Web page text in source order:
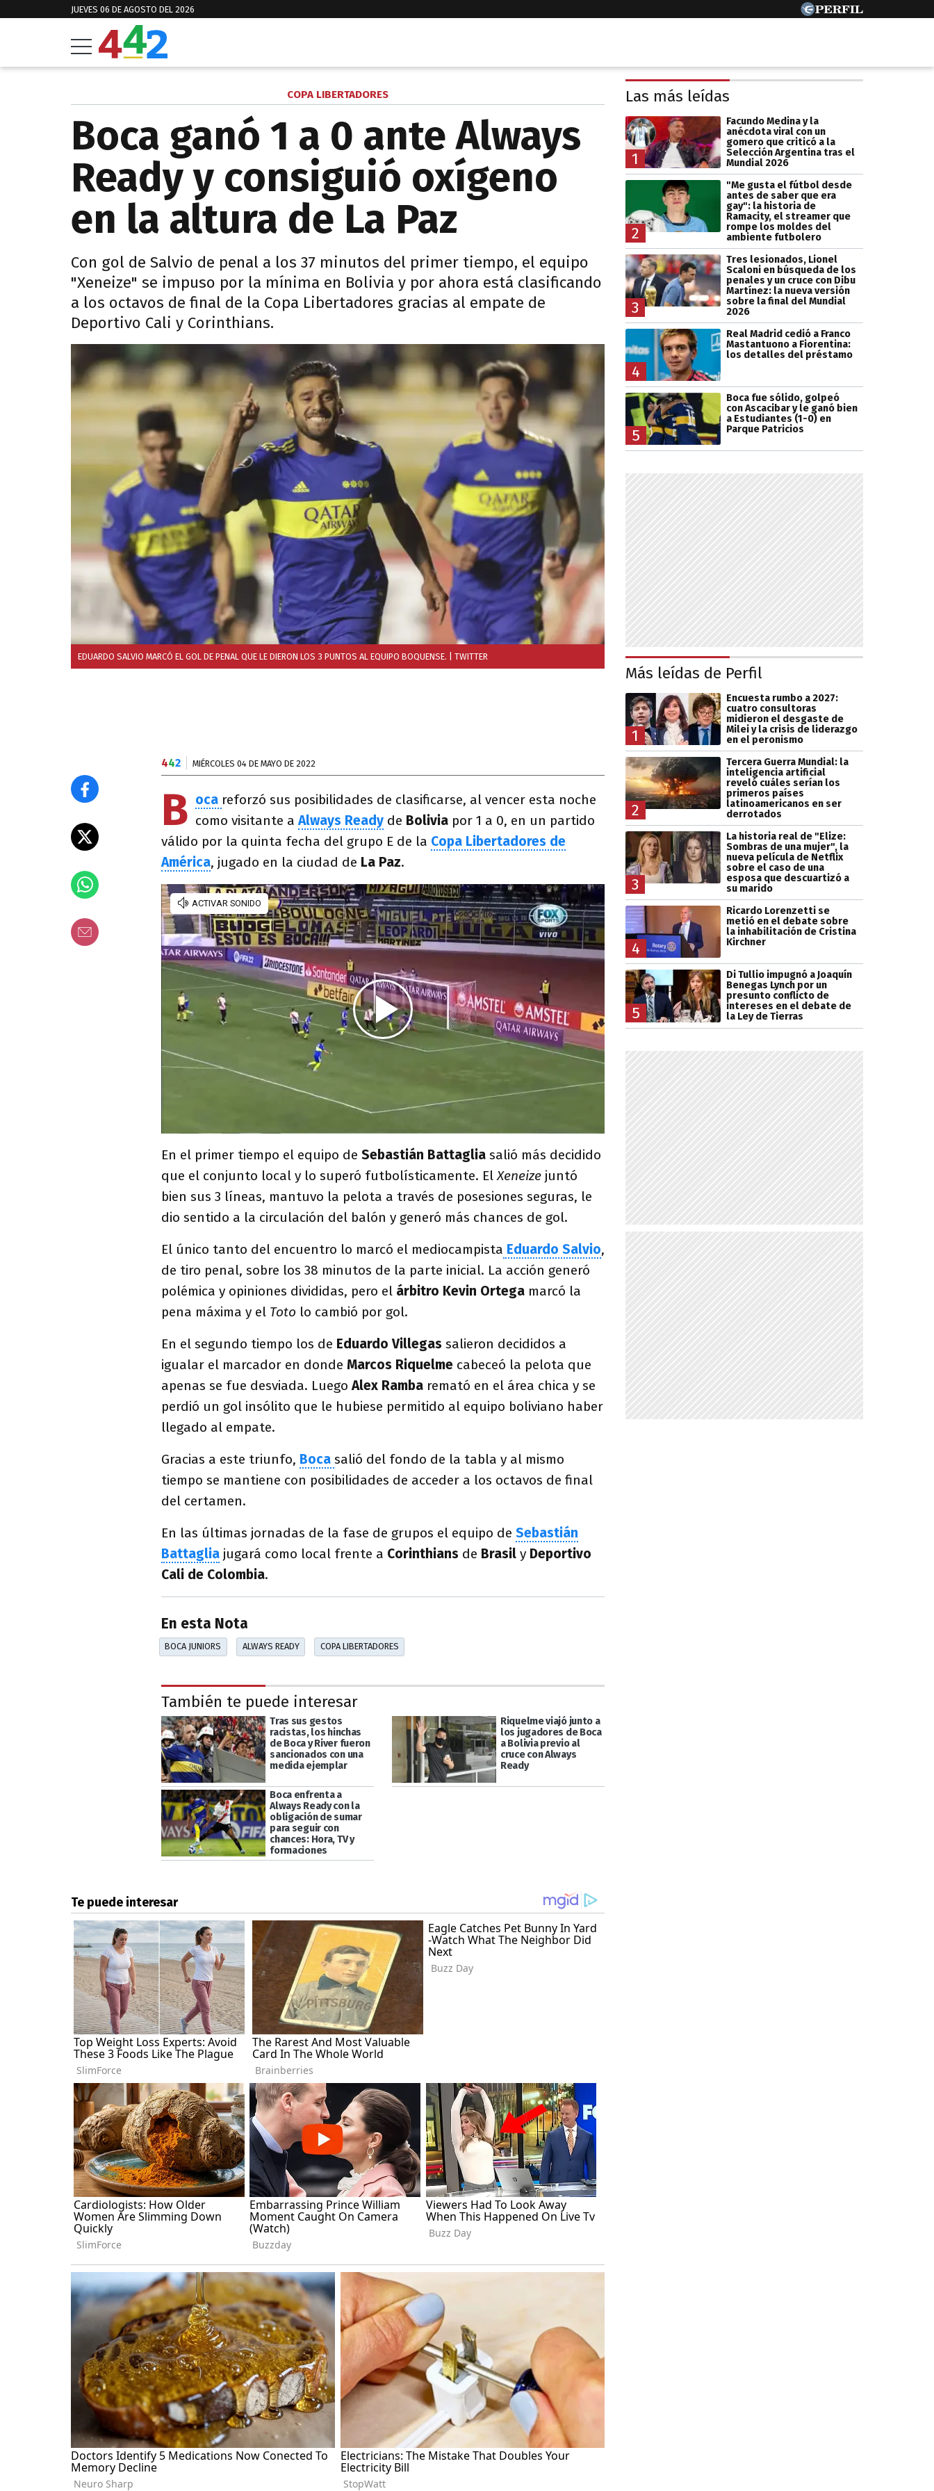
JUEVES 06 DE AGOSTO DEL 2026
COPA LIBERTADORES
Boca ganó 1 a 0 ante Always
Ready y consiguió oxígeno
en la altura de La Paz
Con gol de Salvio de penal a los 37 minutos del primer tiempo, el equipo
"Xeneize" se impuso por la mínima en Bolivia y por ahora está clasificando
a los octavos de final de la Copa Libertadores gracias al empate de
Deportivo Cali y Corinthians.
EDUARDO SALVIO MARCÓ EL GOL DE PENAL QUE LE DIERON LOS 3 PUNTOS AL EQUIPO BOQUENSE. | TWITTER
442 MIÉRCOLES 04 DE MAYO DE 2022
B oca reforzó sus posibilidades de clasificarse, al vencer esta noche
como visitante aAlways Ready de Bolivia por 1 a 0, en un partido
válido por la quinta fecha del grupo E de la Copa Libertadores de
América, jugado en la ciudad de La Paz.
En el primer tiempo el equipo de Sebastián Battaglia salió más decidido
que el conjunto local y lo superó futbolísticamente. ElXeneize juntó
bien sus 3 líneas, mantuvo la pelota a través de posesiones seguras, le
dio sentido a la circulación del balón y generó más chances de gol.
El único tanto del encuentro lo marcó el mediocampista Eduardo Salvio,
de tiro penal, sobre los 38 minutos de la parte inicial. La acción generó
polémica y opiniones divididas, pero el árbitro Kevin Ortega marcó la
pena máxima y el Toto lo cambió por gol.
En el segundo tiempo los de Eduardo Villegas salieron decididos a
igualar el marcador en donde Marcos Riquelme cabeceó la pelota que
apenas se fue desviada. LuegoAlex Ramba remató en el área chica y se
perdió un gol insólito que le hubiese permitido al equipo boliviano haber
llegado al empate.
Gracias a este triunfo, Boca salió del fondo de la tabla y al mismo
tiempo se mantiene con posibilidades de acceder a los octavos de final
del certamen.
En las últimas jornadas de la fase de grupos el equipo de Sebastián
Battaglia jugará como local frente a Corinthians de Brasil y Deportivo
Cali de Colombia.
En esta Nota
BOCA JUNIORS ALWAYS READY COPA LIBERTADORES
También te puede interesar
Tras sus gestos
racistas, los hinchas
de Boca y River fueron
sancionados con una
medida ejemplar
Riquelme viajó junto a
los jugadores de Boca
a Bolivia previo al
cruce con Always
Ready
Boca enfrenta a
Always Ready con la
obligación de sumar
para seguir con
chances: Hora, TV y
formaciones
Las más leídas
1
Facundo Medina y la
anécdota viral con un
gomero que criticó a la
Selección Argentina tras el
Mundial 2026
2
"Me gusta el fútbol desde
antes de saber que era
gay": la historia de
Ramacity, el streamer que
rompe los moldes del
ambiente futbolero
3
Tres lesionados, Lionel
Scaloni en búsqueda de los
penales y un cruce con Dibu
Martínez: la nueva versión
sobre la final del Mundial
2026
4
Real Madrid cedió a Franco
Mastantuono a Fiorentina:
los detalles del préstamo
5
Boca fue sólido, golpeó
con Ascacibar y le ganó bien
a Estudiantes (1-0) en
Parque Patricios
Más leídas de Perfil
1
Encuesta rumbo a 2027:
cuatro consultoras
midieron el desgaste de
Milei y la crisis de liderazgo
en el peronismo
2
Tercera Guerra Mundial: la
inteligencia artificial
reveló cuáles serían los
primeros países
latinoamericanos en ser
derrotados
3
La historia real de "Elize:
Sombras de una mujer", la
nueva película de Netflix
sobre el caso de una
esposa que descuartizó a
su marido
4
Ricardo Lorenzetti se
metió en el debate sobre
la inhabilitación de Cristina
Kirchner
5
Di Tullio impugnó a Joaquín
Benegas Lynch por un
presunto conflicto de
intereses en el debate de
la Ley de Tierras